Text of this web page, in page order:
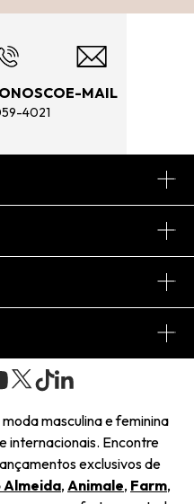
4021
E-MAIL
masculina e feminina
internacionais. Encontre
exclusivos de
Almeida, Animale, Farm,